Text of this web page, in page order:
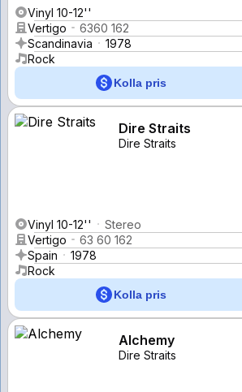
Vinyl 10-12''
Vertigo
6360 162
Scandinavia
1978
Rock
Kolla pris
Dire Straits
Dire Straits
Vinyl 10-12''
Stereo
Vertigo
63 60 162
Spain
1978
Rock
Kolla pris
Alchemy
Dire Straits